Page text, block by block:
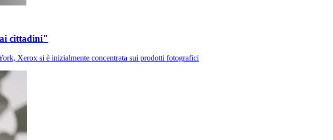
ai cittadini"
Xerox si è inizialmente concentrata sui prodotti fotografici